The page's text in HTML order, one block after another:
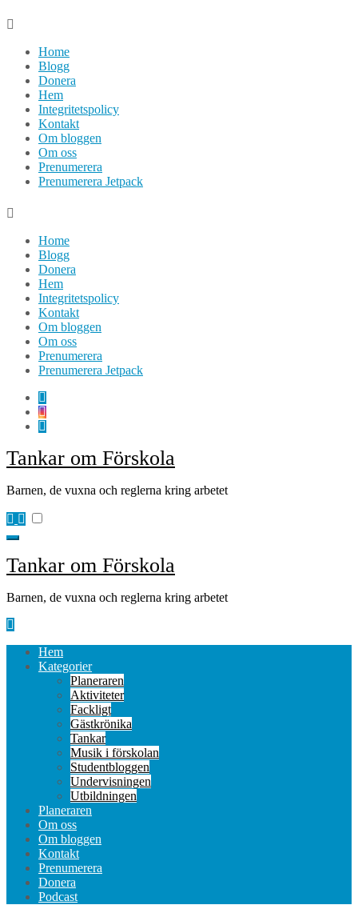
Hoppa
innehållHome
Blogg
Donera
Hem
Integritetspolicy
Kontakt
Om bloggen
Om oss
Prenumerera
Prenumerera Jetpack
Home
Blogg
Donera
Hem
Integritetspolicy
Kontakt
Om bloggen
Om oss
Prenumerera
Prenumerera Jetpack
Tankar om Förskola
Barnen, de vuxna och reglerna kring arbetet
Tankar om Förskola
Barnen, de vuxna och reglerna kring arbetet
Hem
Kategorier
Planeraren
Aktiviteter
Fackligt
Gästkrönika
Tankar
Musik i förskolan
Studentbloggen
Undervisningen
Utbildningen
Planeraren
Om oss
Om bloggen
Kontakt
Prenumerera
Donera
Podcast